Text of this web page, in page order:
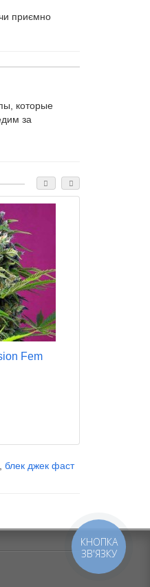
приємно
которые
за
Fem
, блек джек фаст
КНОПКА
ЗВ'ЯЗКУ